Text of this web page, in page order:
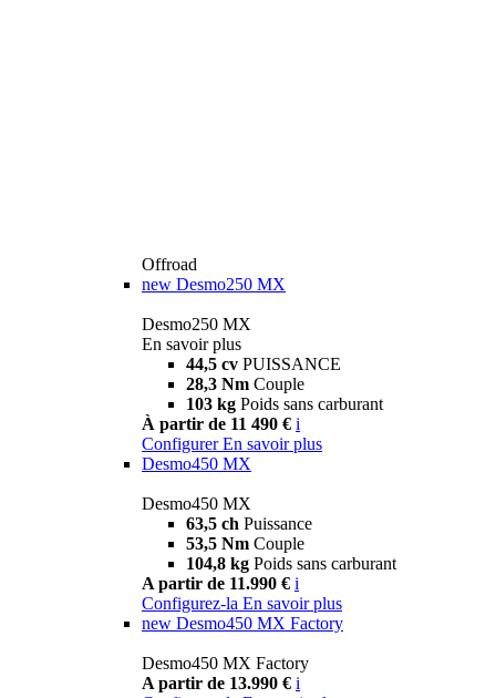
Offroad
new Desmo250 MX
Desmo250 MX
En savoir plus
44,5 cv PUISSANCE
28,3 Nm Couple
103 kg Poids sans carburant
À partir de 11 490 € i
Configurer En savoir plus
Desmo450 MX
Desmo450 MX
63,5 ch Puissance
53,5 Nm Couple
104,8 kg Poids sans carburant
A partir de 11.990 € i
Configurez-la En savoir plus
new Desmo450 MX Factory
Desmo450 MX Factory
A partir de 13.990 € i